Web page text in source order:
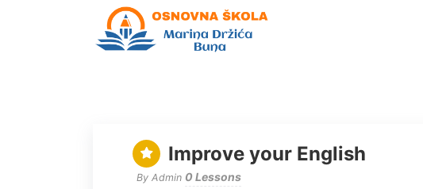
Improve your English
By Admin 0 Lessons